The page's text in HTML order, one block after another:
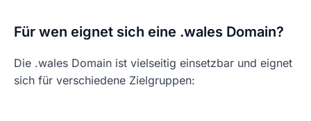
Für wen eignet sich eine .wales Domain?
Die .wales Domain ist vielseitig einsetzbar und eignet
sich für verschiedene Zielgruppen: